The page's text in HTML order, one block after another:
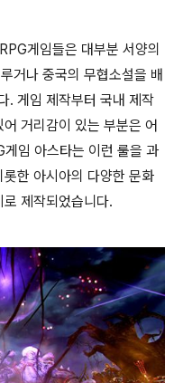
게임들은 대부분 서양의
거나 중국의 무협소설을 배
. 게임 제작부터 국내 제작
거리감이 있는 부분은 어
임 아스타는 이런 룰을 과
한 아시아의 다양한 문화
제작되었습니다.